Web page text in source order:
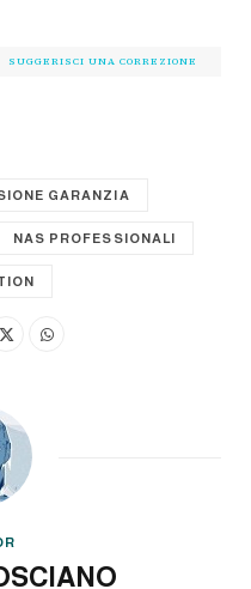
SUGGERISCI UNA CORREZIONE
GARANZIA
NAS PROFESSIONALI